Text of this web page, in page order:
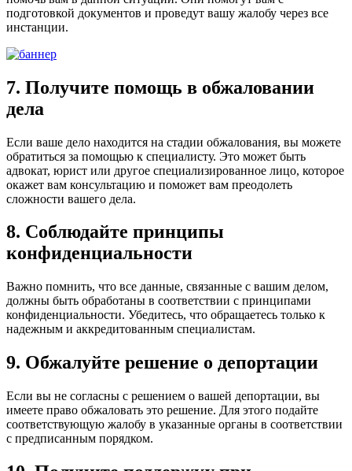
подготовкой документов и проведут вашу жалобу через все
инстанции.
7. Получите помощь в обжаловании
дела
Если ваше дело находится на стадии обжалования, вы можете
обратиться за помощью к специалисту. Это может быть
адвокат, юрист или другое специализированное лицо, которое
окажет вам консультацию и поможет вам преодолеть
сложности вашего дела.
8. Соблюдайте принципы
конфиденциальности
Важно помнить, что все данные, связанные с вашим делом,
должны быть обработаны в соответствии с принципами
конфиденциальности. Убедитесь, что обращаетесь только к
надежным и аккредитованным специалистам.
9. Обжалуйте решение о депортации
Если вы не согласны с решением о вашей депортации, вы
имеете право обжаловать это решение. Для этого подайте
соответствующую жалобу в указанные органы в соответствии
с предписанным порядком.